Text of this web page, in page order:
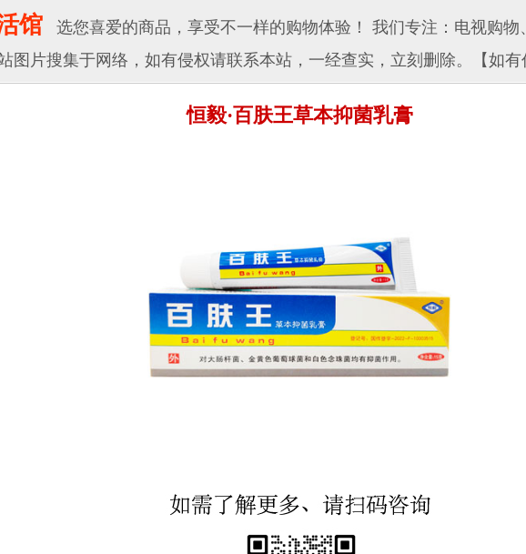
恒毅·百肤王草本抑菌乳膏
馆 选您喜爱的商品，享受不一样的购物体验！ 我们专注：电视购物
图片搜集于网络，如有侵权请联系本站，一经查实，立刻删除。【如有